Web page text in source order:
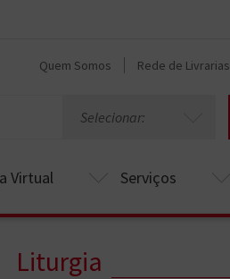
Quem Somos Rede de Livrarias
Selecionar:
Virtual Serviços
Liturgia